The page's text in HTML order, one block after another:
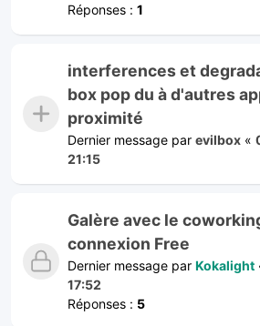
Réponses : 1
interferences et
box pop du à d'autres
proximité
Dernier message par evilbox «
21:15
Galère avec le
connexion Free
Dernier message par Kokalight
17:52
Réponses : 5